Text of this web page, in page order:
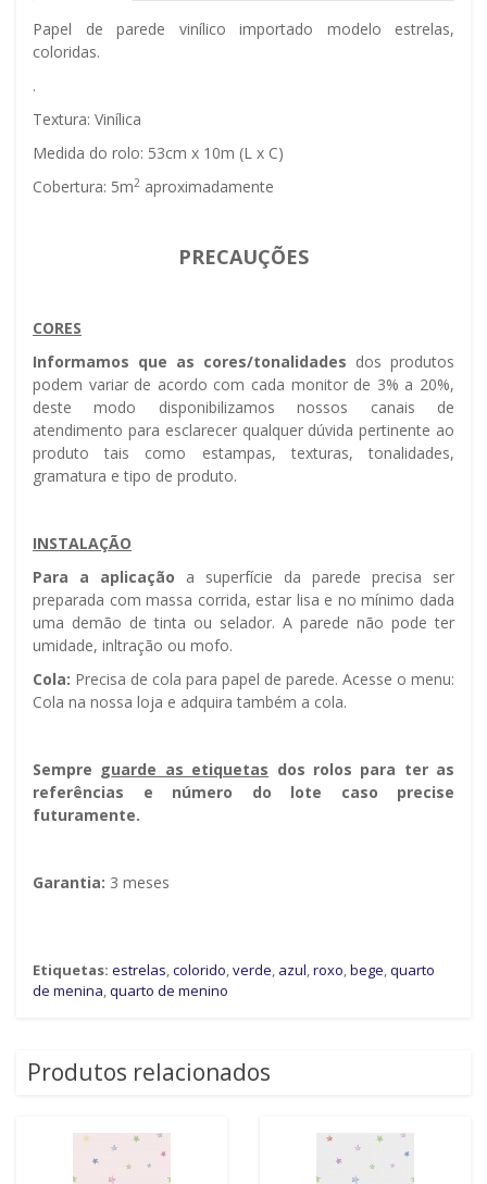
Papel de parede vinílico importado modelo estrelas,
coloridas.
.
Textura: Vinílica
Medida do rolo: 53cm x 10m (L x C)
Cobertura: 5m2 aproximadamente
PRECAUÇÕES
CORES
Informamos que as cores/tonalidades dos produtos
podem variar de acordo com cada monitor de 3% a 20%,
deste modo disponibilizamos nossos canais de
atendimento para esclarecer qualquer dúvida pertinente ao
produto tais como estampas, texturas, tonalidades,
gramatura e tipo de produto.
INSTALAÇÃO
Para a aplicação a superfície da parede precisa ser
preparada com massa corrida, estar lisa e no mínimo dada
uma demão de tinta ou selador. A parede não pode ter
umidade, infiltração ou mofo.
Cola: Precisa de cola para papel de parede. Acesse o menu:
Cola na nossa loja e adquira também a cola.
Sempre guarde as etiquetas dos rolos para ter as
referências e número do lote caso precise
futuramente.
Garantia: 3 meses
Etiquetas: estrelas,colorido,verde, azul,roxo,bege,quarto
de menina,quarto de menino
Produtos relacionados